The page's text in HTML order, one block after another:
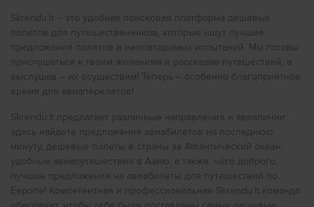
Greene County Muni (GCY)
John Murtha Cambria Co (JST)
Samuels Field (BRY)
Whitesburg Mnpl (BRG)
Aj Eisenberg (ODW)
Brainerd Lakes Rgnl (BRD)
Gardner Mnpl (GDM)
Golden Horn Lodge Spb (GDH)
Southeast Iowa Rgnl (BRL)
Bartlett Cove Sbp (BQV)
Marion County (APT)
Regional (YNG)
Apple Valley (APV)
Дешевые авиабилеты в
Дешевые авиабилеты в Нью-Йорк
Дешевые авиабилеты в
Рим
Дешевые авиабилеты в Милан
Дешевые авиабилеты в Лондон
Дешевые авиабилеты в
Ливерпуль
Дешевые авиабилеты в Глазго
Дешевые авиабилеты в Бирмингем
Skrendu.lt – это удобная поисковая платформа дешевых
полетов для путешественников, которые ищут лучшие
предложения полетов и неповторимых испытаний. Мы готовы
прислушаться к твоим желаниям и рассказам путешествий, а
выслушав – их осуществим! Теперь – особенно благоприятное
время для авиаперелетов!
Skrendu.lt предлагает различные направления и авиалинии:
здесь найдете предложения авиабилетов на последнюю
минуту, дешевые полеты в страны за Атлантический океан,
удобные авиапутешествия в Азию, а также, чего доброго,
лучшие предложения на авиабилеты для путешествий по
Европе! Компетентная и профессиональная Skrendu.lt команда